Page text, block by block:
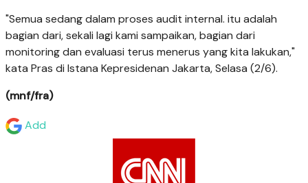
"Semua sedang dalam proses audit internal. itu adalah
bagian dari, sekali lagi kami sampaikan, bagian dari
monitoring dan evaluasi terus menerus yang kita lakukan,"
kata Pras di Istana Kepresidenan Jakarta, Selasa (2/6).
(mnf/fra)
Add